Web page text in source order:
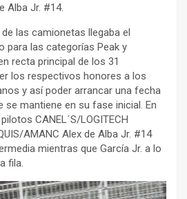
Alba Jr. #14.
las camionetas llegaba el
para las categorías Peak y
recta principal de los 31
los respectivos honores a los
y así poder arrancar una fecha
se mantiene en su fase inicial. En
CANEL´S/LOGITECH
AMANC Alex de Alba Jr. #14
mientras que García Jr. a lo
fila.